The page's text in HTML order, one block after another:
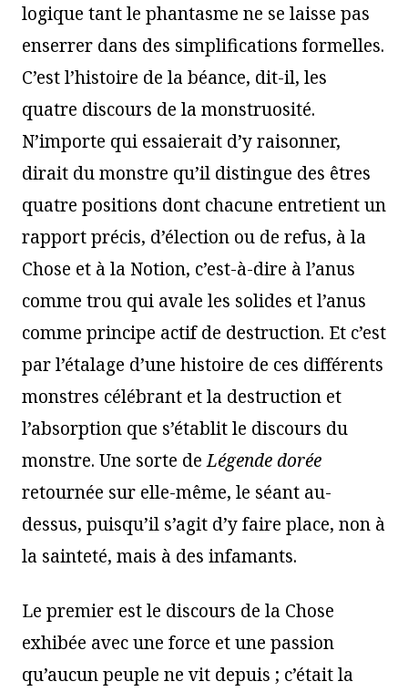
logique tant le phantasme ne se laisse pas
enserrer dans des simplifications formelles.
C’est l’histoire de la béance, dit-il, les
quatre discours de la monstruosité.
N’importe qui essaierait d’y raisonner,
dirait du monstre qu’il distingue des êtres
quatre positions dont chacune entretient un
rapport précis, d’élection ou de refus, à la
Chose et à la Notion, c’est-à-dire à l’anus
comme trou qui avale les solides et l’anus
comme principe actif de destruction. Et c’est
par l’étalage d’une histoire de ces différents
monstres célébrant et la destruction et
l’absorption que s’établit le discours du
monstre. Une sorte deLégende dorée
retournée sur elle-même, le séant au-
dessus, puisqu’il s’agit d’y faire place, non à
la sainteté, mais à des infamants.
Le premier est le discours de la Chose
exhibée avec une force et une passion
qu’aucun peuple ne vit depuis ; c’était la